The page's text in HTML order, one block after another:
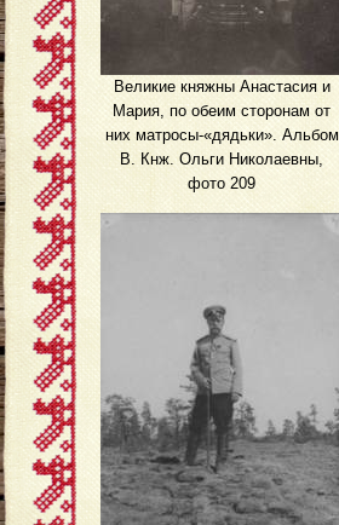
Великие княжны Анастасия и
Мария, по обеим сторонам от
них матросы-«дядьки». Альбом
В. Кнж. Ольги Николаевны,
фото 209